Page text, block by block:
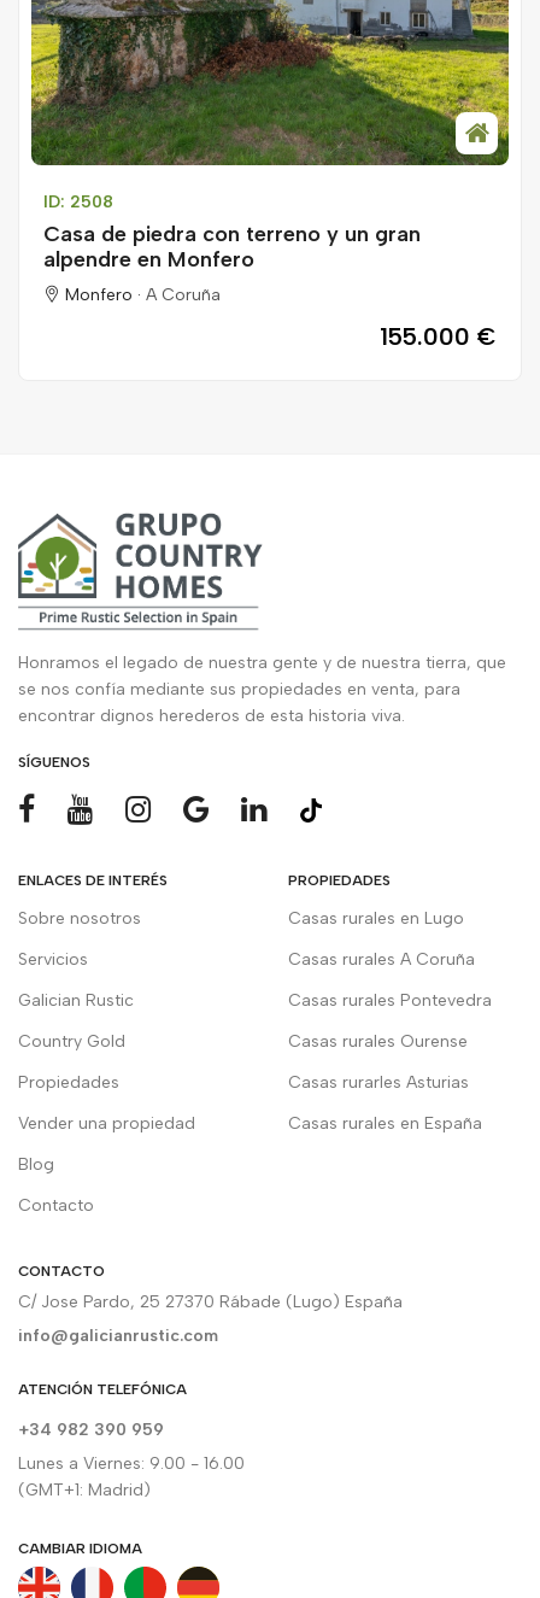
ID: 2508
Casa de piedra con terreno y un gran
alpendre en Monfero
Monfero · A Coruña
155.000 €
Honramos el legado de nuestra gente y de nuestra tierra, que
se nos confía mediante sus propiedades en venta, para
encontrar dignos herederos de esta historia viva.
SÍGUENOS
ENLACES DE INTERÉS
Sobre nosotros
Servicios
Galician Rustic
Country Gold
Propiedades
Vender una propiedad
Blog
Contacto
PROPIEDADES
Casas rurales en Lugo
Casas rurales A Coruña
Casas rurales Pontevedra
Casas rurales Ourense
Casas rurarles Asturias
Casas rurales en España
CONTACTO
C/ Jose Pardo, 25 27370 Rábade (Lugo) España
info@galicianrustic.com
ATENCIÓN TELEFÓNICA
+34 982 390 959
Lunes a Viernes: 9.00 - 16.00
(GMT+1: Madrid)
CAMBIAR IDIOMA